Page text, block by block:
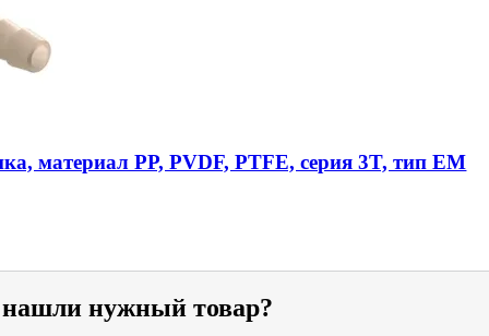
материал PP, PVDF, PTFE, серия 3T, тип EM
нужный товар?